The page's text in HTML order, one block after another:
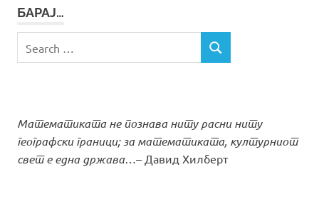
БАРАЈ…
for:
SEARCH
Математиката не познава ниту расни ниту
географски граници; за математиката, културниот
свет е една држава…– Давид Хилберт